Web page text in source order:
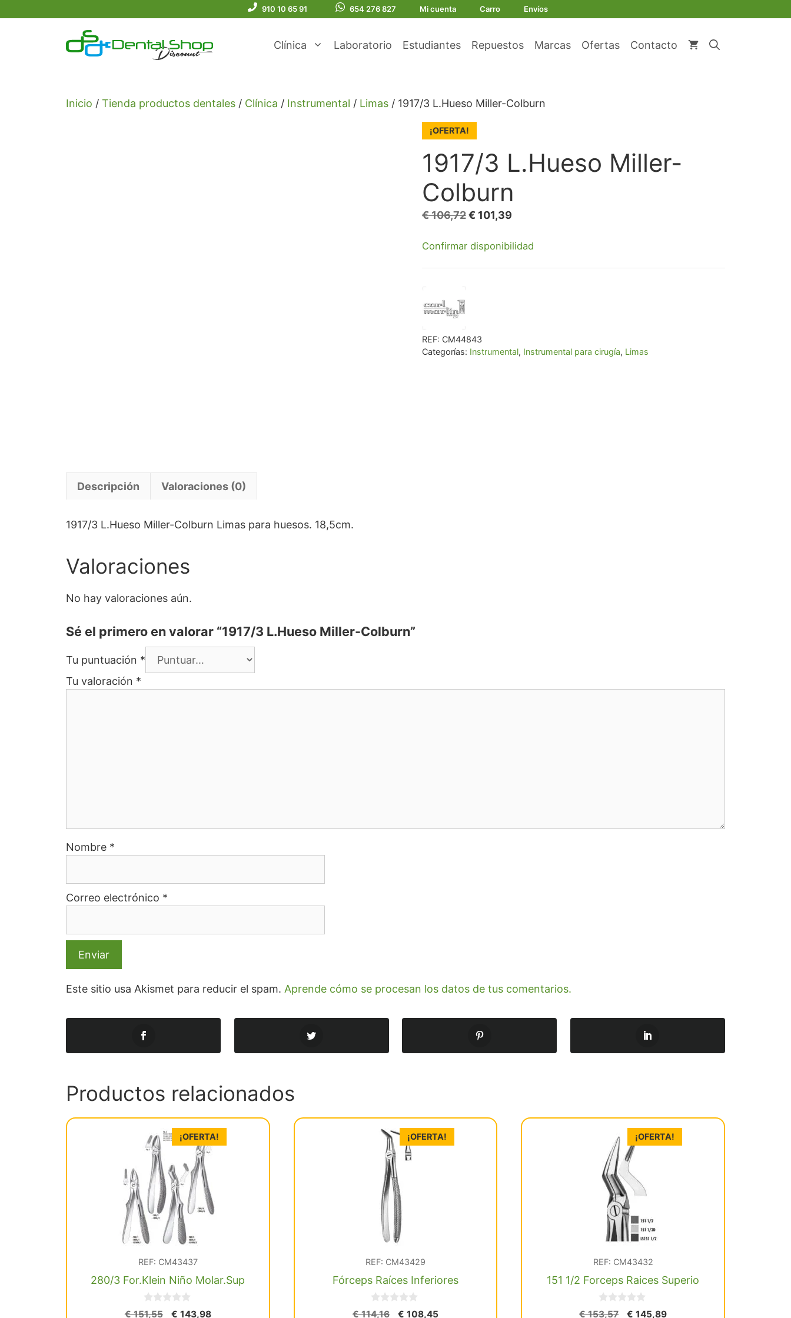
910 10 65 91 654 276 827 Mi cuenta Carro Envíos
Clínica Laboratorio Estudiantes Repuestos Marcas Ofertas Contacto
Inicio / Tienda productos dentales / Clínica / Instrumental / Limas / 1917/3 L.Hueso Miller-Colburn
¡OFERTA!
1917/3 L.Hueso Miller-
Colburn
€106,72 El
original
€ 101,39El
actual
Confirmar disponibilidad
REF: CM44843
Categorías: Instrumental, Instrumental para cirugía, Limas
Descripción Valoraciones (0)
1917/3 L.Hueso Miller-Colburn Limas para huesos. 18,5cm.
Valoraciones
No hay valoraciones aún.
Sé el primero en valorar “1917/3 L.Hueso Miller-Colburn”
Tu puntuación *
Tu valoración *
Nombre *
Correo electrónico *
Este sitio usa Akismet para reducir el spam. Aprende cómo se procesan los datos de tus comentarios.
Productos relacionados
¡OFERTA!
REF: CM43437
280/3 For.Klein Niño Molar.Sup
0
€151,55
El
€ 143,98El
¡OFERTA!
REF: CM43429
Fórceps Raíces Inferiores
0
€114,16
El
€ 108,45El
¡OFERTA!
REF: CM43432
151 1/2 Forceps Raices Superio
0
€153,57
El
€ 145,89El